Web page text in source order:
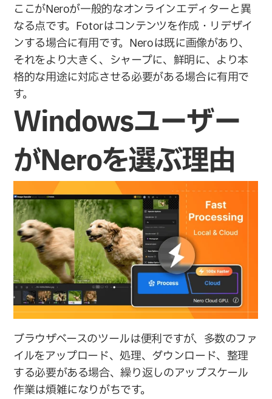
ここがNeroが一般的なオンラインエディターと異
なる点です。Fotorはコンテンツを作成・リデザイ
ンする場合に有用です。Neroは既に画像があり、
それをより大きく、シャープに、鮮明に、より本
格的な用途に対応させる必要がある場合に有用で
す。
Windowsユーザー
がNeroを選ぶ理由
ブラウザベースのツールは便利ですが、多数のファ
イルをアップロード、処理、ダウンロード、整理
する必要がある場合、繰り返しのアップスケール
作業は煩雑になりがちです。